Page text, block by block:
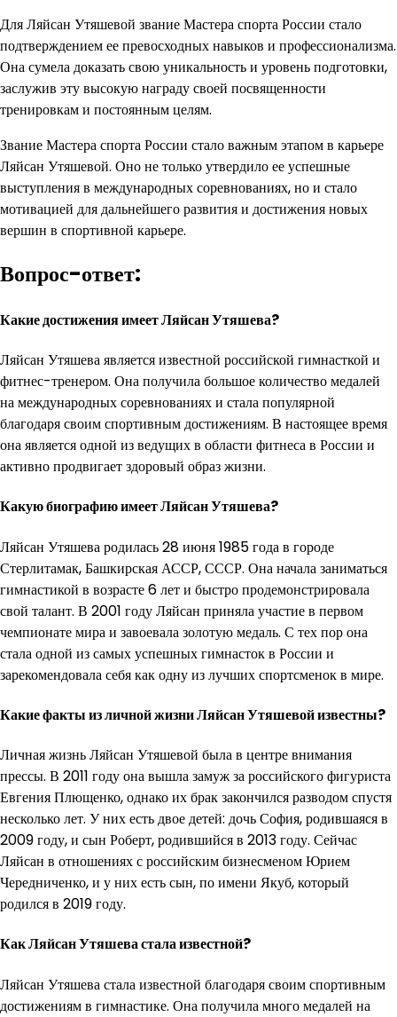
Для Ляйсан Утяшевой звание Мастера спорта России стало
подтверждением ее превосходных навыков и профессионализма.
Она сумела доказать свою уникальность и уровень подготовки,
заслужив эту высокую награду своей посвященности
тренировкам и постоянным целям.
Звание Мастера спорта России стало важным этапом в карьере
Ляйсан Утяшевой. Оно не только утвердило ее успешные
выступления в международных соревнованиях, но и стало
мотивацией для дальнейшего развития и достижения новых
вершин в спортивной карьере.
Вопрос-ответ:
Какие достижения имеет Ляйсан Утяшева?
Ляйсан Утяшева является известной российской гимнасткой и
фитнес-тренером. Она получила большое количество медалей
на международных соревнованиях и стала популярной
благодаря своим спортивным достижениям. В настоящее время
она является одной из ведущих в области фитнеса в России и
активно продвигает здоровый образ жизни.
Какую биографию имеет Ляйсан Утяшева?
Ляйсан Утяшева родилась 28 июня 1985 года в городе
Стерлитамак, Башкирская АССР, СССР. Она начала заниматься
гимнастикой в возрасте 6 лет и быстро продемонстрировала
свой талант. В 2001 году Ляйсан приняла участие в первом
чемпионате мира и завоевала золотую медаль. С тех пор она
стала одной из самых успешных гимнасток в России и
зарекомендовала себя как одну из лучших спортсменок в мире.
Какие факты из личной жизни Ляйсан Утяшевой известны?
Личная жизнь Ляйсан Утяшевой была в центре внимания
прессы. В 2011 году она вышла замуж за российского фигуриста
Евгения Плющенко, однако их брак закончился разводом спустя
несколько лет. У них есть двое детей: дочь София, родившаяся в
2009 году, и сын Роберт, родившийся в 2013 году. Сейчас
Ляйсан в отношениях с российским бизнесменом Юрием
Чередниченко, и у них есть сын, по имени Якуб, который
родился в 2019 году.
Как Ляйсан Утяшева стала известной?
Ляйсан Утяшева стала известной благодаря своим спортивным
достижениям в гимнастике. Она получила много медалей на